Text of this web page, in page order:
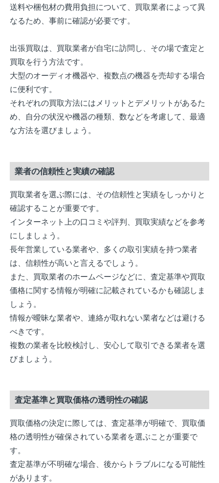
送料や梱包材の費用負担について、買取業者によって異
なるため、事前に確認が必要です。
出張買取は、買取業者が自宅に訪問し、その場で査定と
買取を行う方法です。
大型のオーディオ機器や、複数点の機器を売却する場合
に便利です。
それぞれの買取方法にはメリットとデメリットがあるた
め、自分の状況や機器の種類、数などを考慮して、最適
な方法を選びましょう。
業者の信頼性と実績の確認
買取業者を選ぶ際には、その信頼性と実績をしっかりと
確認することが重要です。
インターネット上の口コミや評判、買取実績などを参考
にしましょう。
長年営業している業者や、多くの取引実績を持つ業者
は、信頼性が高いと言えるでしょう。
また、買取業者のホームページなどに、査定基準や買取
価格に関する情報が明確に記載されているかも確認しま
しょう。
情報が曖昧な業者や、連絡が取れない業者などは避ける
べきです。
複数の業者を比較検討し、安心して取引できる業者を選
びましょう。
査定基準と買取価格の透明性の確認
買取価格の決定に際しては、査定基準が明確で、買取価
格の透明性が確保されている業者を選ぶことが重要で
す。
査定基準が不明確な場合、後からトラブルになる可能性
があります。